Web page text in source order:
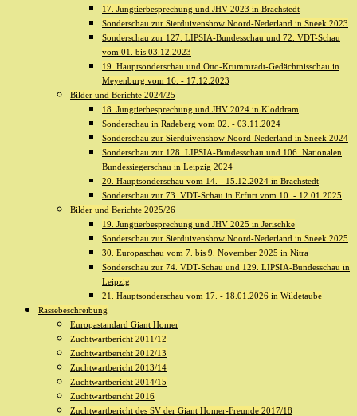
17. Jungtierbesprechung und JHV 2023 in Brachstedt
Sonderschau zur Sierduivenshow Noord-Nederland in Sneek 2023
Sonderschau zur 127. LIPSIA-Bundesschau und 72. VDT-Schau
vom 01. bis 03.12.2023
19. Hauptsonderschau und Otto-Krummradt-Gedächtnisschau in
Meyenburg vom 16. - 17.12.2023
Bilder und Berichte 2024/25
18. Jungtierbesprechung und JHV 2024 in Kloddram
Sonderschau in Radeberg vom 02. - 03.11.2024
Sonderschau zur Sierduivenshow Noord-Nederland in Sneek 2024
Sonderschau zur 128. LIPSIA-Bundesschau und 106. Nationalen
Bundessiegerschau in Leipzig 2024
20. Hauptsonderschau vom 14. - 15.12.2024 in Brachstedt
Sonderschau zur 73. VDT-Schau in Erfurt vom 10. - 12.01.2025
Bilder und Berichte 2025/26
19. Jungtierbesprechung und JHV 2025 in Jerischke
Sonderschau zur Sierduivenshow Noord-Nederland in Sneek 2025
30. Europaschau vom 7. bis 9. November 2025 in Nitra
Sonderschau zur 74. VDT-Schau und 129. LIPSIA-Bundesschau in
Leipzig
21. Hauptsonderschau vom 17. - 18.01.2026 in Wildetaube
Rassebeschreibung
Europastandard Giant Homer
Zuchtwartbericht 2011/12
Zuchtwartbericht 2012/13
Zuchtwartbericht 2013/14
Zuchtwartbericht 2014/15
Zuchtwartbericht 2016
Zuchtwartbericht des SV der Giant Homer-Freunde 2017/18